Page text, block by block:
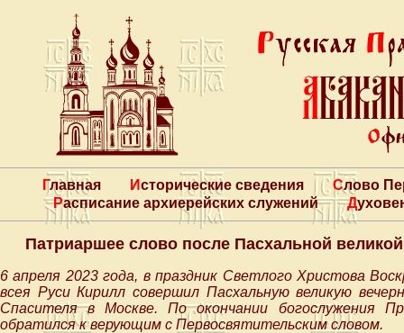
Главная Исторические сведения
Слово
Расписание архиерейских служений
Патриаршее слово после Пасхальной
6 апреля 2023 года, в праздник Светлого Христова
всея Руси Кирилл совершил Пасхальную великую
Спасителя в Москве. По окончании богослужения
обратился к верующим с Первосвятительским словом.